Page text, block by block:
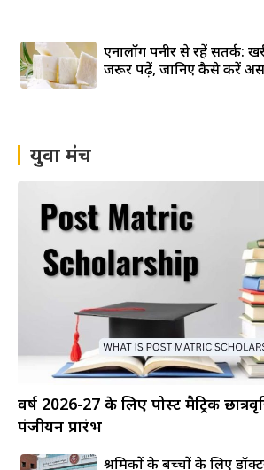
एनालॉग पनीर से रहें सतर्क:
जरूर पढ़ें, जानिए कैसे करें
युवा मंच
वर्ष 2026-27 के लिए पोस्ट मैट्रिक
पंजीयन प्रारंभ
श्रमिकों के बच्चों के लिए